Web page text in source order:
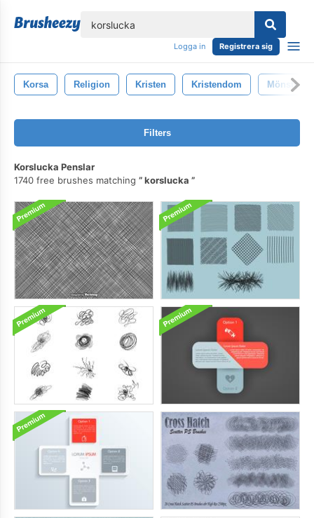
Logga in Registrera sig
Korsa Religion Kristen Kristendom Mönster
Filters
Korslucka Penslar
1740 free brushes matching
korslucka